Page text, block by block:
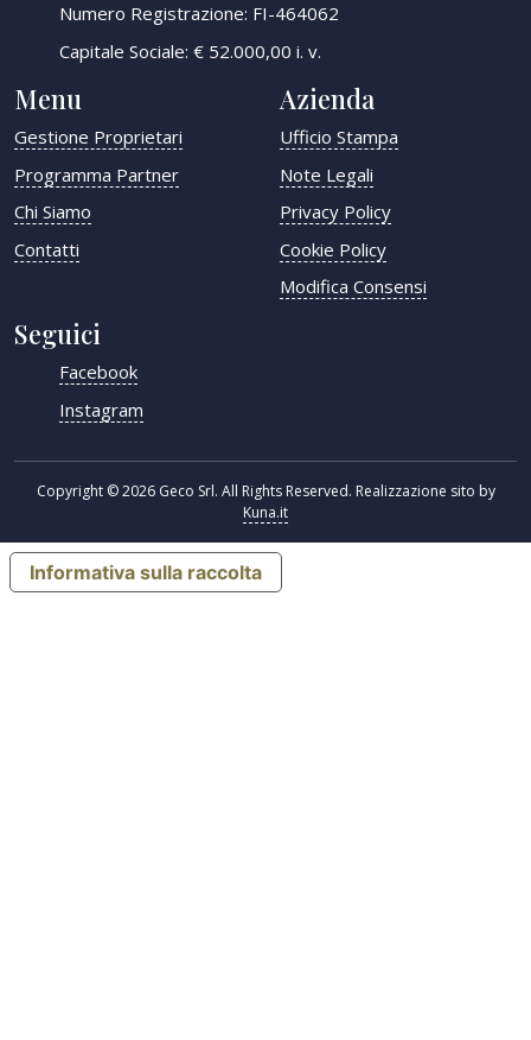
Numero Registrazione: FI-464062
Capitale Sociale: € 52.000,00 i. v.
Menu
Gestione Proprietari
Programma Partner
Chi Siamo
Contatti
Azienda
Ufficio Stampa
Note Legali
Privacy Policy
Cookie Policy
Modifica Consensi
Seguici
Facebook
Instagram
Copyright © 2026 Geco Srl. All Rights Reserved. Realizzazione sito by
Kuna.it
Informativa sulla raccolta